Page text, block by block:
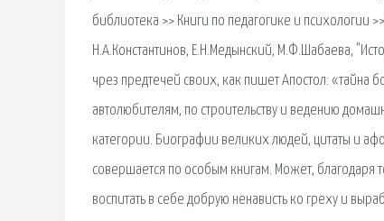
библиотека >> Книги по педагогике и психологии
Н.А.Константинов, Е.Н.Медынский, М.Ф.Шабаева,
чрез предтечей своих, как пишет Апостол: «тайна
автолюбителям, по строительству и ведению
категории. Биографии великих людей, цитаты и
совершается по особым книгам. Может, благодаря
воспитать в себе добрую ненависть ко греху и